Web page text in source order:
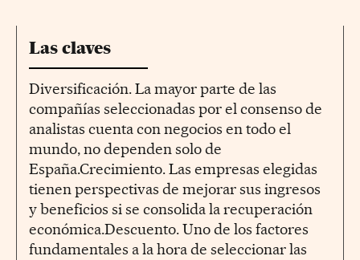
Las claves
Diversificación. La mayor parte de las
compañías seleccionadas por el consenso de
analistas cuenta con negocios en todo el
mundo, no dependen solo de
España.Crecimiento. Las empresas elegidas
tienen perspectivas de mejorar sus ingresos
y beneficios si se consolida la recuperación
económica.Descuento. Uno de los factores
fundamentales a la hora de seleccionar las